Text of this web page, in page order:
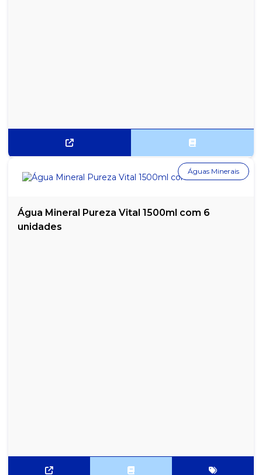
Água Mineral Pureza Vital 1500ml com 6
unidades
Águas Minerais